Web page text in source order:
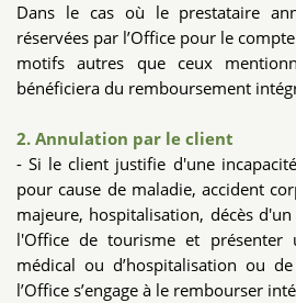
Dans le cas où le prestataire
réservées par l’Office pour le
motifs autres que ceux
bénéficiera du remboursement
2. Annulation par le client
- Si le client justifie d'une
pour cause de maladie, accident
majeure, hospitalisation, décès
l'Office de tourisme et présenter
médical ou d’hospitalisation ou
l’Office s’engage à le rembourser